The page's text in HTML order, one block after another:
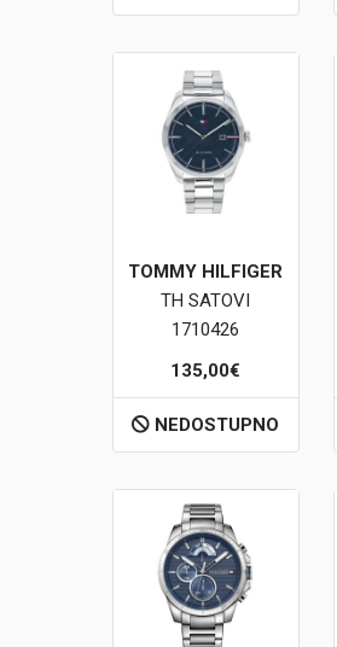
TOMMY HILFIGER
TH SATOVI
1710426
135,00€
NEDOSTUPNO